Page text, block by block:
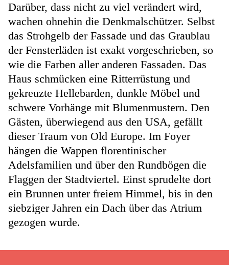
Darüber, dass nicht zu viel verändert wird,
wachen ohnehin die Denkmalschützer. Selbst
das Strohgelb der Fassade und das Graublau
der Fensterläden ist exakt vorgeschrieben, so
wie die Farben aller anderen Fassaden. Das
Haus schmücken eine Ritterrüstung und
gekreuzte Hellebarden, dunkle Möbel und
schwere Vorhänge mit Blumenmustern. Den
Gästen, überwiegend aus den USA, gefällt
dieser Traum von Old Europe. Im Foyer
hängen die Wappen florentinischer
Adelsfamilien und über den Rundbögen die
Flaggen der Stadtviertel. Einst sprudelte dort
ein Brunnen unter freiem Himmel, bis in den
siebziger Jahren ein Dach über das Atrium
gezogen wurde.